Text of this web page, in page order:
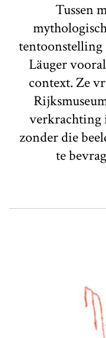
Tussen
Läuger
context. Ze
verkrachting
zonder die
te